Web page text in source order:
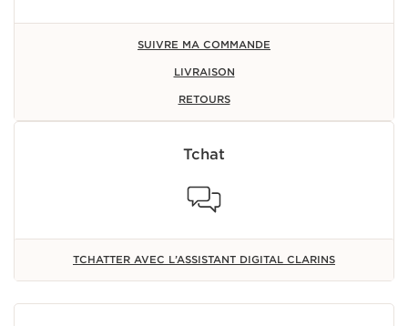
SUIVRE MA COMMANDE
LIVRAISON
RETOURS
Tchat
TCHATTER AVEC L’ASSISTANT DIGITAL CLARINS